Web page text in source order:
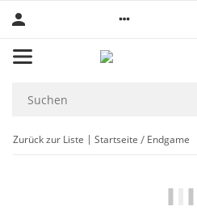
Zurück zur Liste Startseite Endgame